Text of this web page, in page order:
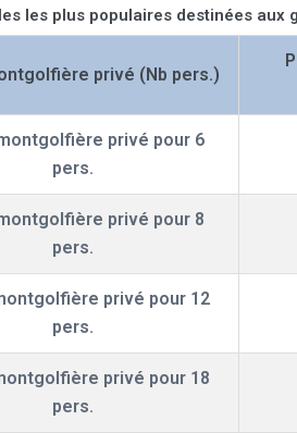
les plus populaires destinées aux
privé (Nb pers.)
privé pour 6
pers.
privé pour 8
pers.
privé pour 12
pers.
privé pour 18
pers.